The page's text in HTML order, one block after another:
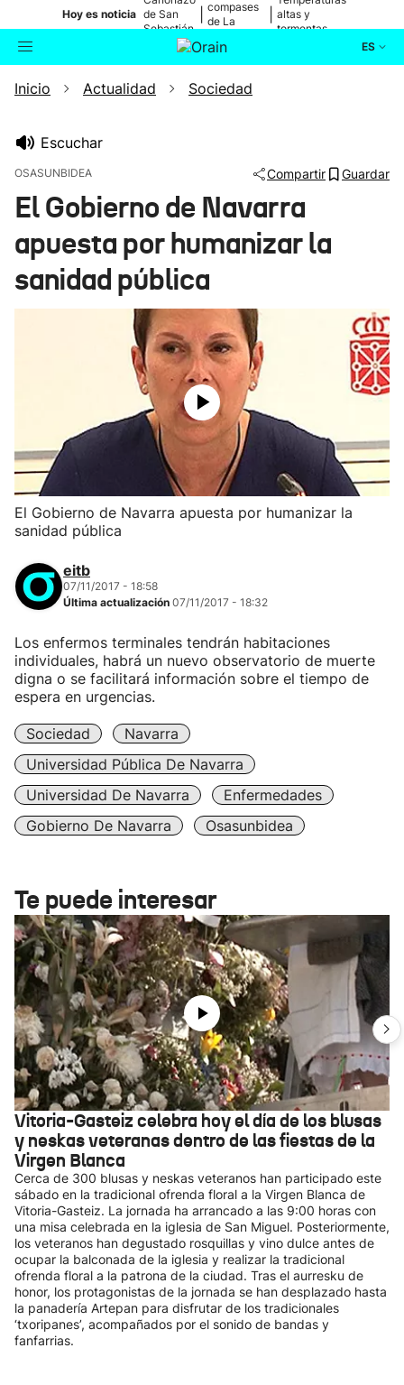
Hoy es noticia de San
Sebastián
compases
de La
altas y
tormentas
ES
Buscador Actualidad
Ikusmiran
Eguraldia
Inicio Actualidad Sociedad
Escuchar
OSASUNBIDEA Compartir Guardar
El Gobierno de Navarra
apuesta por humanizar la
sanidad pública
El Gobierno de Navarra apuesta por humanizar la
sanidad pública
eitb
07/11/2017 - 18:58
Última actualización 07/11/2017 - 18:32
Los enfermos terminales tendrán habitaciones
individuales, habrá un nuevo observatorio de muerte
digna o se facilitará información sobre el tiempo de
espera en urgencias.
Sociedad
Navarra
Universidad Pública De Navarra
Universidad De Navarra
Enfermedades
Gobierno De Navarra
Osasunbidea
Te puede interesar
Vitoria-Gasteiz celebra hoy el día de los blusas
y neskas veteranas dentro de las fiestas de la
Virgen Blanca
Cerca de 300 blusas y neskas veteranos han participado este
sábado en la tradicional ofrenda floral a la Virgen Blanca de
Vitoria-Gasteiz. La jornada ha arrancado a las 9:00 horas con
una misa celebrada en la iglesia de San Miguel. Posteriormente,
los veteranos han degustado rosquillas y vino dulce antes de
ocupar la balconada de la iglesia y realizar la tradicional
ofrenda floral a la patrona de la ciudad. Tras el aurresku de
honor, los protagonistas de la jornada se han desplazado hasta
la panadería Artepan para disfrutar de los tradicionales
‘txoripanes’, acompañados por el sonido de bandas y
fanfarrias.